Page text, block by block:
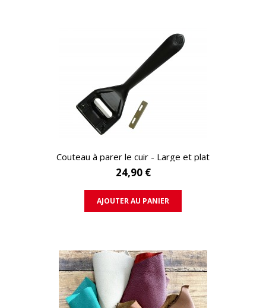
APERÇU RAPIDE
Couteau à parer le cuir - Large et plat
24,90 €
AJOUTER AU PANIER